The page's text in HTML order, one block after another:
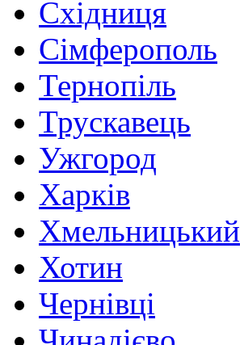
Східниця
Сімферополь
Тернопіль
Трускавець
Ужгород
Харків
Хмельницький
Хотин
Чернівці